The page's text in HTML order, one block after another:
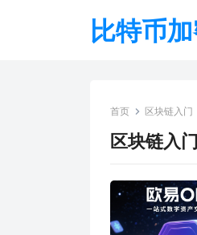
比特币
首页 区块链入门
区块链入门